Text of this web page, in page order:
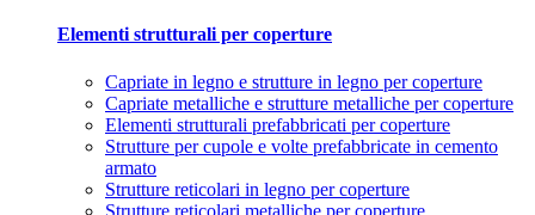
Elementi strutturali per coperture
Capriate in legno e strutture in legno per coperture
Capriate metalliche e strutture metalliche per coperture
Elementi strutturali prefabbricati per coperture
Strutture per cupole e volte prefabbricate in cemento
armato
Strutture reticolari in legno per coperture
Strutture reticolari metalliche per coperture